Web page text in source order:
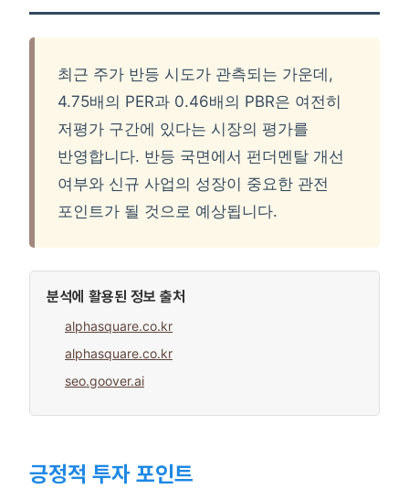
최근 주가 반등 시도가 관측되는 가운데,
4.75배의 PER과 0.46배의 PBR은 여전히
저평가 구간에 있다는 시장의 평가를
반영합니다. 반등 국면에서 펀더멘탈 개선
여부와 신규 사업의 성장이 중요한 관전
포인트가 될 것으로 예상됩니다.
분석에 활용된 정보 출처
alphasquare.co.kr
alphasquare.co.kr
seo.goover.ai
긍정적 투자 포인트